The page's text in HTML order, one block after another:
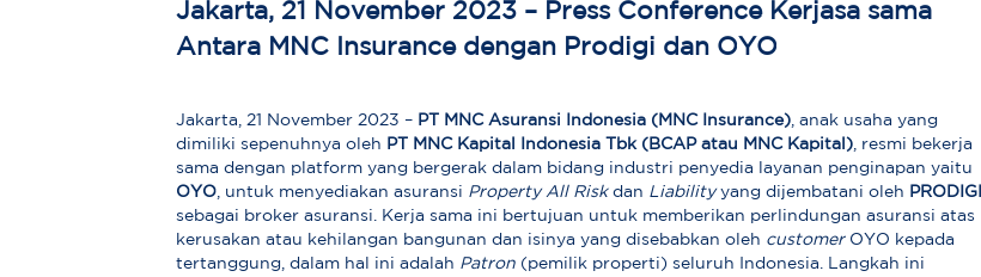
Jakarta, 21 November 2023 – Press Conference Kerjasa sama
Antara MNC Insurance dengan Prodigi dan OYO
Jakarta, 21 November 2023 – PT MNC Asuransi Indonesia (MNC Insurance) , anak usaha yang
dimiliki sepenuhnya oleh
PT MNC Kapital Indonesia Tbk (BCAP atau MNC Kapital) , resmi bekerja
sama dengan platform yang bergerak dalam bidang industri penyedia layanan penginapan yaitu
OYO , untuk menyediakan asuransi Property All Riskdan Liabilityyang dijembatani oleh
PRODIGI
sebagai broker asuransi. Kerja sama ini bertujuan untuk memberikan perlindungan asuransi atas
kerusakan atau kehilangan bangunan dan isinya yang disebabkan oleh customerOYO kepada
tertanggung, dalam hal ini adalah Patron (pemilik properti) seluruh Indonesia. Langkah ini